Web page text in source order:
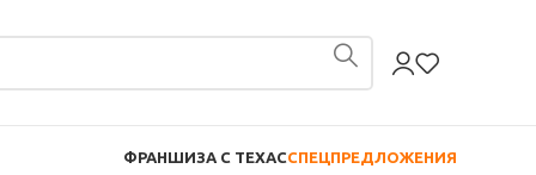
ФРАНШИЗА С TEXACСПЕЦПРЕДЛОЖЕНИЯ